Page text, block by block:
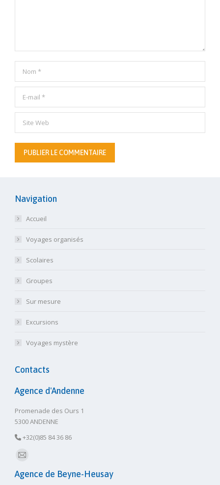
Nom *
E-mail *
Site Web
PUBLIER LE COMMENTAIRE
Navigation
Accueil
Voyages organisés
Scolaires
Groupes
Sur mesure
Excursions
Voyages mystère
Contacts
Agence d'Andenne
Promenade des Ours 1
5300 ANDENNE
+32(0)85 84 36 86
E-
mail
Agence de Beyne-Heusay